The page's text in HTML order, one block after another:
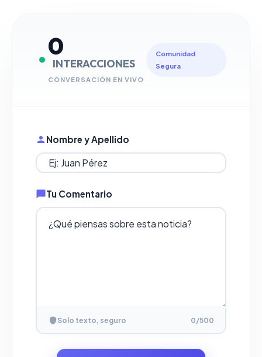
0
INTERACCIONES
CONVERSACIÓN EN VIVO
Comunidad
Segura
Nombre y Apellido
Tu Comentario
Solo texto, seguro 0/500